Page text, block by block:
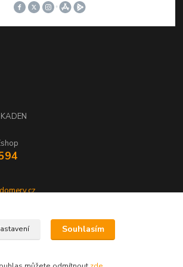
Souhlasím